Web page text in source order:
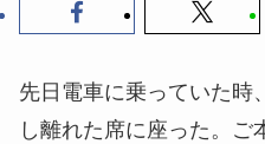
先日電車に乗っていた時
し離れた席に座った。ご